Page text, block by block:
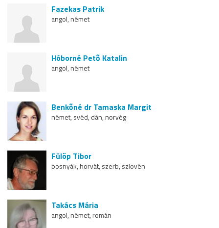
Fazekas Patrik
angol, német
Hóborné Pető Katalin
angol, német
Benkőné dr Tamaska Margit
német, svéd, dán, norvég
Fülöp Tibor
bosnyák, horvát, szerb, szlovén
Takács Mária
angol, német, román